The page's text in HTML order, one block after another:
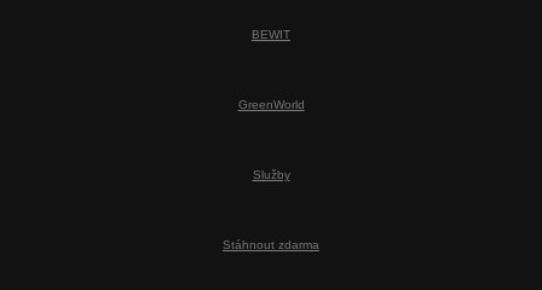
BEWIT
GreenWorld
Služby
Stáhnout zdarma